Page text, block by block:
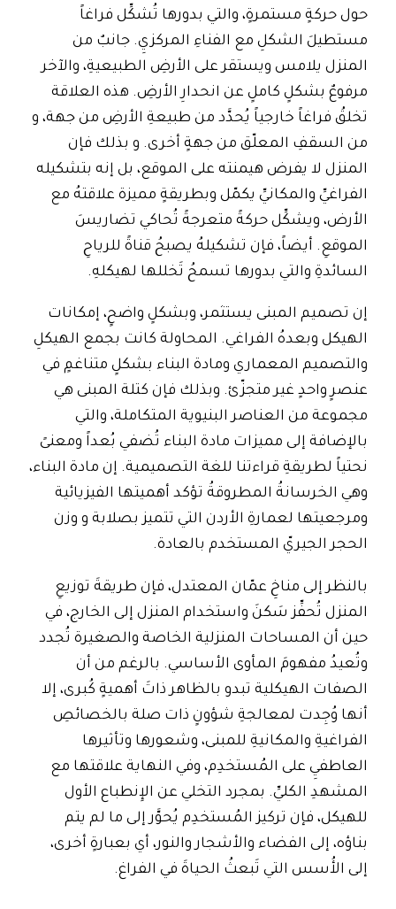
حول حركةٍ مستمرةٍ، والتي بدورها تُشكِّل فراغاً
مستطيلَ الشكلِ مع الفناءِ المركزيِ. جانبٌ من
المنزل يلامس ويستقر على الأرضِ الطبيعيةِ، والآخر
مرفوعٌ بشكلٍ كاملٍ عن انحدارِ الأرضِ. هذه العلاقة
تخلقُ فراغاً خارجياً يُحدَّد من طبيعةِ الأرضِ من جهة، و
من السقفِ المعلّق من جهةٍ أخرى. و بذلك فإن
المنزل لا يفرض هيمنته على الموقع، بل إنه بتشكيله
الفراغيِّ والمكانيِّ يكمّل وبطريقةٍ مميزة علاقتهُ مع
الأرض، ويشكِّل حركةً متعرجةً تُحاكي تضاريسَ
الموقعِ. أيضاً، فإن تشكيلهُ يصبحُ قناةً للرياحِ
السائدةِ والتي بدورها تسمحُ تَخللها لهيكلهِ.
إن تصميم المبنى يستثمر، وبشكلٍ واضحٍ، إمكانات
الهيكل وبعدهُ الفراغي. المحاولة كانت بجمع الهيكلِ
والتصميم المعماري ومادة البناء بشكلٍ متناغمٍ في
عنصرٍ واحدٍ غير متجزّئ. وبذلك فإن كتلة المبنى هي
مجموعة من العناصر البنيوية المتكاملة، والتي
بالإضافة إلى مميزات مادة البناء تُضفي بُعداً ومعنىً
نحتياً لطريقةِ قراءتنا للغة التصميمية. إن مادة البناء،
وهي الخرسانةُ المطروقةُ تؤكد أهميتها الفيزيائية
ومرجعيتها لعمارةِ الأردن التي تتميز بصلابة و وزن
الحجر الجيريّ المستخدم بالعادة.
بالنظر إلى مناخِ عمّان المعتدل، فإن طريقةَ توزيعِ
المنزل تُحفِّز سَكنَ واستخدام المنزل إلى الخارج، في
حين أن المساحات المنزلية الخاصة والصغيرة تُجدد
وتُعيدُ مفهومَ المأوى الأساسي. بالرغم من أن
الصفات الهيكلية تبدو بالظاهر ذاتَ أهميةٍ كُبرى، إلا
أنها وُجِدت لمعالجةِ شؤونٍ ذات صلة بالخصائصِ
الفراغيةِ والمكانيةِ للمبنى، وشعورها وتأثيرها
العاطفيِ على المُستخدِم، وفي النهاية علاقتها مع
المشهدِ الكليِّ. بمجرد التخلي عن الإِنطباع الأول
للهيكل، فإن تركيز المُستخدِم يُحوَّر إلى ما لم يتم
بناؤه، إلى الفضاء والأشجار والنور، أي بعبارةٍ أخرى،
إلى الأُسس التي تَبعثُ الحياةَ في الفراغ.